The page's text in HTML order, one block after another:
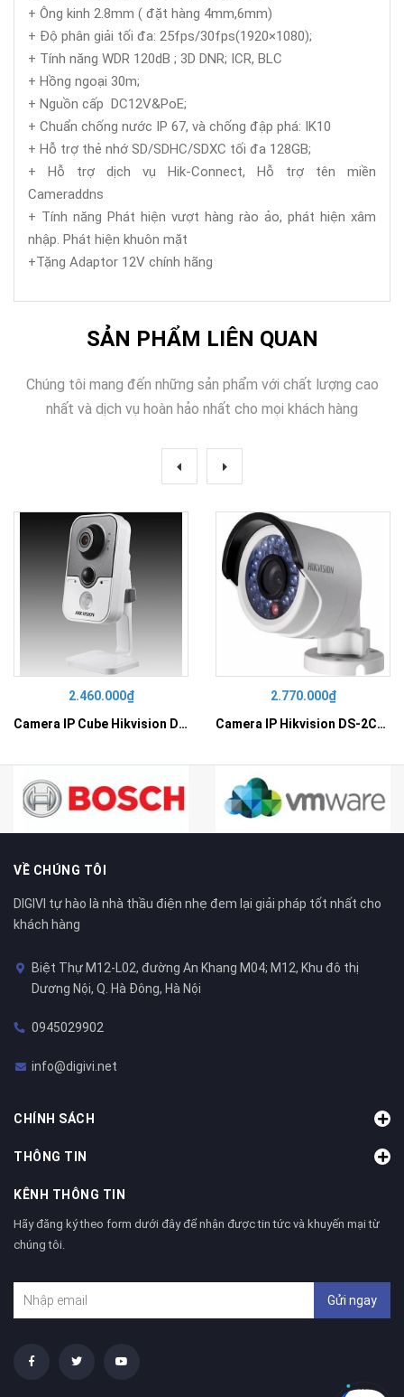
+ Ông kinh 2.8mm ( đặt hàng 4mm,6mm)
+ Độ phân giải tối đa: 25fps/30fps(1920×1080);
+ Tính năng WDR 120dB ; 3D DNR; ICR, BLC
+ Hồng ngoại 30m;
+ Nguồn cấp DC12V&PoE;
+ Chuẩn chống nước IP 67, và chống đập phá: IK10
+ Hỗ trợ thẻ nhớ SD/SDHC/SDXC tối đa 128GB;
+ Hỗ trợ dịch vụ Hik-Connect, Hỗ trợ tên miền
Cameraddns
+ Tính năng Phát hiện vượt hàng rào ảo, phát hiện xâm
nhập. Phát hiện khuôn mặt
+Tặng Adaptor 12V chính hãng
SẢN PHẨM LIÊN QUAN
Chúng tôi mang đến những sản phẩm với chất lượng cao
nhất và dịch vụ hoàn hảo nhất cho mọi khách hàng
2.460.000₫
Camera IP Cube Hikvision DS-2CD2410F-I
2.770.000₫
Camera IP Hikvision DS-2CD2010F-I
VỀ CHÚNG TÔI
DIGIVI tự hào là nhà thầu điện nhẹ đem lại giải pháp tốt nhất cho
khách hàng
Biệt Thự M12-L02, đường An Khang M04; M12, Khu đô thị
Dương Nội, Q. Hà Đông, Hà Nội
0945029902
info@digivi.net
CHÍNH SÁCH
THÔNG TIN
KÊNH THÔNG TIN
Hãy đăng ký theo form dưới đây để nhận được tin tức và khuyến mại từ
chúng tôi.
Gửi ngay